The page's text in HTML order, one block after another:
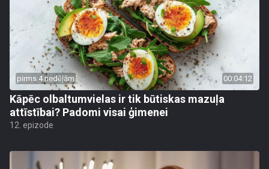
pirms 4 nedēļām 00:04:12
Kāpēc olbaltumvielas ir tik būtiskas mazuļa
attīstībai? Padomi visai ģimenei
12. epizode